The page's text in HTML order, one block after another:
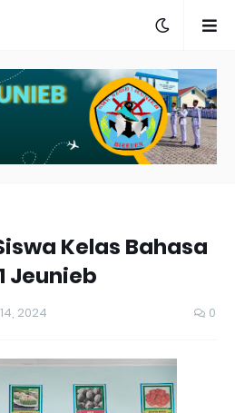
Kelas Bahasa
Jeunieb
2024 0